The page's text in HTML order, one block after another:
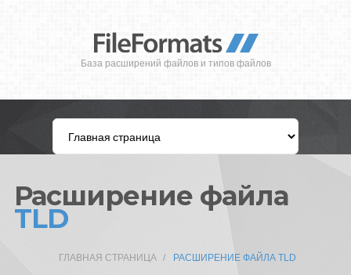
База расширений файлов и типов файлов
Расширение файла
TLD
ГЛАВНАЯ СТРАНИЦА РАСШИРЕНИЕ ФАЙЛА TLD